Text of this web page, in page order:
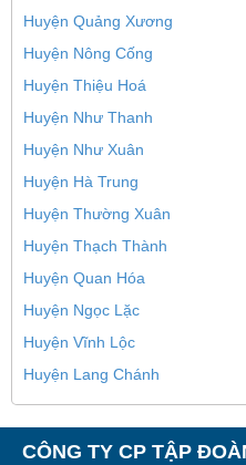
Huyện Quảng Xương
Huyện Nông Cống
Huyện Thiệu Hoá
Huyện Như Thanh
Huyện Như Xuân
Huyện Hà Trung
Huyện Thường Xuân
Huyện Thạch Thành
Huyện Quan Hóa
Huyện Ngọc Lặc
Huyện Vĩnh Lộc
Huyện Lang Chánh
CÔNG TY CP TẬP